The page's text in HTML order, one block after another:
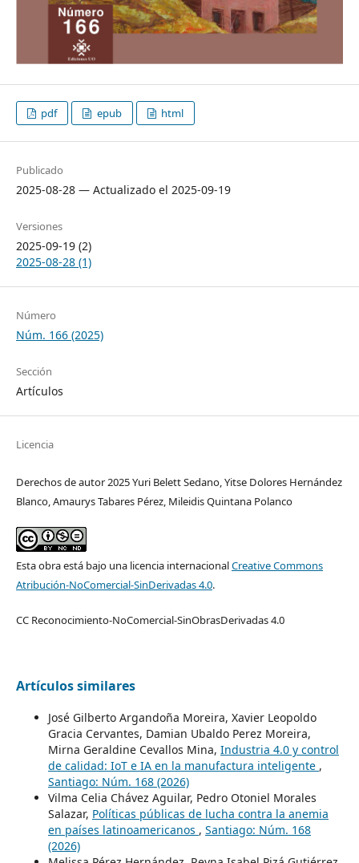
pdf epub html
Publicado
2025-08-28 — Actualizado el 2025-09-19
Versiones
2025-09-19 (2)
2025-08-28 (1)
Número
Núm. 166 (2025)
Sección
Artículos
Licencia
Derechos de autor 2025 Yuri Belett Sedano, Yitse Dolores Hernández
Blanco, Amaurys Tabares Pérez, Mileidis Quintana Polanco
Esta obra está bajo una licencia internacionalCreative Commons
Atribución-NoComercial-SinDerivadas 4.0.
CC Reconocimiento-NoComercial-SinObrasDerivadas 4.0
Artículos similares
José Gilberto Argandoña Moreira, Xavier Leopoldo
Gracia Cervantes, Damian Ubaldo Perez Moreira,
Mirna Geraldine Cevallos Mina, Industria 4.0 y control
de calidad: IoT e IA en la manufactura inteligente ,
Santiago: Núm. 168 (2026)
Vilma Celia Chávez Aguilar, Pedro Otoniel Morales
Salazar, Políticas públicas de lucha contra la anemia
en países latinoamericanos , Santiago: Núm. 168
(2026)